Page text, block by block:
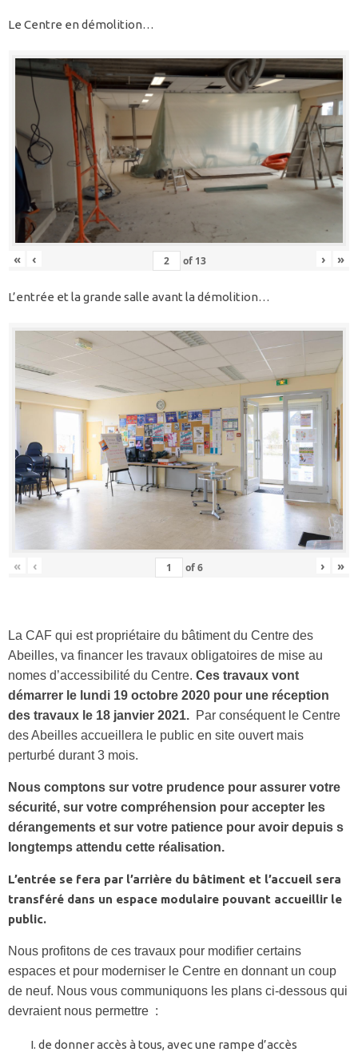
Le Centre en démolition…
« ‹ of 13 › »
L’entrée et la grande salle avant la démolition…
« ‹ of6 › »
La CAF qui est propriétaire du bâtiment du Centre des
Abeilles, va financer les travaux obligatoires de mise au
nomes d’accessibilité du Centre. Ces travaux vont
démarrer le lundi 19 octobre 2020 pour une réception
des travaux le 18 janvier 2021. Par conséquent le Centre
des Abeilles accueillera le public en site ouvert mais
perturbé durant 3 mois.
Nous comptons sur votre prudence pour assurer votre
sécurité, sur votre compréhension pour accepter les
dérangements et sur votre patience pour avoir depuis s
longtemps attendu cette réalisation.
L’entrée se fera par l’arrière du bâtiment et l’accueil sera
transféré dans un espace modulaire pouvant accueillir le
public.
Nous profitons de ces travaux pour modifier certains
espaces et pour moderniser le Centre en donnant un coup
de neuf. Nous vous communiquons les plans ci-dessous qui
devraient nous permettre :
de donner accès à tous, avec une rampe d’accès